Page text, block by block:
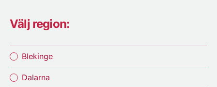
Välj region:
Blekinge
Dalarna